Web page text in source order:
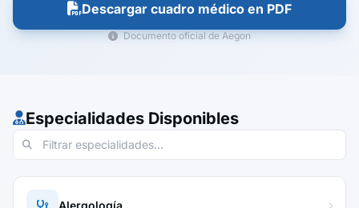
Descargar cuadro médico en PDF
Documento oficial de Aegon
Especialidades Disponibles
Alergología